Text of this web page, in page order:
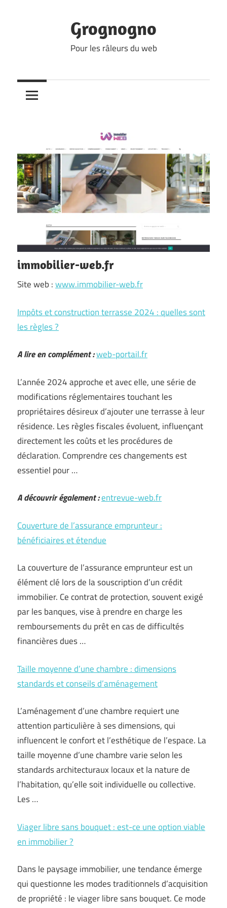
Grognogno
Pour les râleurs du web
immobilier-web.fr
Site web :www.immobilier-web.fr
Impôts et construction terrasse 2024 : quelles sont
les règles ?
A lire en complément :web-portail.fr
L’année 2024 approche et avec elle, une série de
modifications réglementaires touchant les
propriétaires désireux d’ajouter une terrasse à leur
résidence. Les règles fiscales évoluent, influençant
directement les coûts et les procédures de
déclaration. Comprendre ces changements est
essentiel pour …
A découvrir également :entrevue-web.fr
Couverture de l’assurance emprunteur :
bénéficiaires et étendue
La couverture de l’assurance emprunteur est un
élément clé lors de la souscription d’un crédit
immobilier. Ce contrat de protection, souvent exigé
par les banques, vise à prendre en charge les
remboursements du prêt en cas de difficultés
financières dues …
Taille moyenne d’une chambre : dimensions
standards et conseils d’aménagement
L’aménagement d’une chambre requiert une
attention particulière à ses dimensions, qui
influencent le confort et l’esthétique de l’espace. La
taille moyenne d’une chambre varie selon les
standards architecturaux locaux et la nature de
l’habitation, qu’elle soit individuelle ou collective.
Les …
Viager libre sans bouquet : est-ce une option viable
en immobilier ?
Dans le paysage immobilier, une tendance émerge
qui questionne les modes traditionnels d’acquisition
de propriété : le viager libre sans bouquet. Ce mode